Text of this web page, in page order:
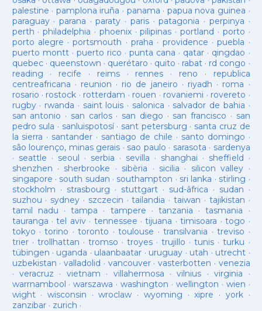
palestine · pamplona iruña · panama · papua nova guinea ·
paraguay· parana ·paraty · paris·patagonia · perpinya ·
perth ·philadelphia · phoenix·pilipinas ·portland · porto ·
porto alegre ·portsmouth ·praha · providence ·puebla ·
puerto montt· puerto rico ·punta cana · qatar · qingdao ·
quebec· queenstown · querétaro · quito · rabat · rd congo ·
reading · recife · reims· rennes · reno · republica
centreafricana · reunion · rio de janeiro · riyadh · roma ·
rosario · rostock · rotterdam · rouen · rovaniemi · rovereto ·
rugby· rwanda · saint louis · salonica · salvador de bahia ·
san antonio · san carlos· san diego · san francisco · san
pedro sula · sanluispotosí· sant petersburg · santa cruz de
la sierra · santander · santiago de chile · santo domingo ·
são lourenço, minas gerais · sao paulo · sarasota · sardenya
· seattle · seoul · serbia · sevilla · shanghai · sheffield ·
shenzhen · sherbrooke · sibèria · sicilia · silicon valley ·
singapore · south sudan · southampton · sri lanka · stirling ·
stockholm · strasbourg · stuttgart· sud-âfrica · sudan ·
suzhou · sydney · szczecin ·tailandia ·taiwan · tajikistan ·
tamil nadu ·tampa · tampere · tanzania ·tasmania ·
tauranga ·tel aviv· tennessee ·tijuana ·timisoara ·togo ·
tokyo ·torino ·toronto ·toulouse ·transilvania ·treviso ·
trier· trollhattan · tromso · troyes·trujillo ·tunis ·turku ·
tübingen · uganda · ulaanbaatar · uruguay · utah · utrecht ·
uzbekistan · valladolid · vancouver· vasterbotten · venezia
· veracruz · vietnam · villahermosa ·vilnius ·virginia ·
warrnambool ·warszawa ·washington · wellington · wien ·
wight· wisconsin ·wroclaw · wyoming ·xipre · york·
zanzibar· zurich ·